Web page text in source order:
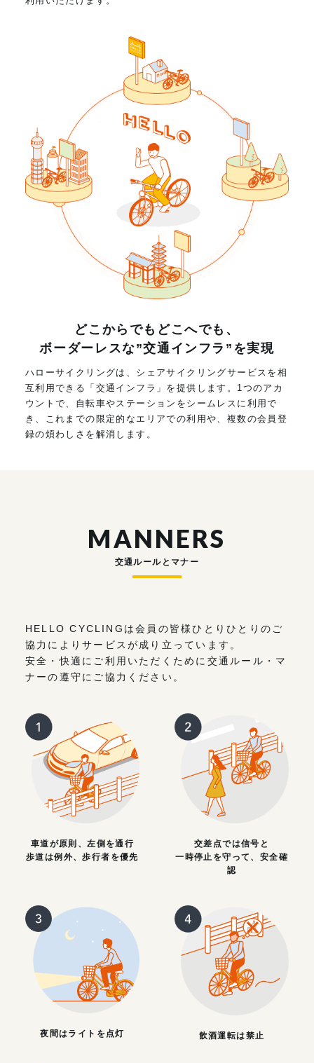
どこからでもどこへでも、
ボーダーレスな”交通インフラ”を実現
ハローサイクリングは、シェアサイクリングサービスを相
互利用できる「交通インフラ」を提供します。1つのアカ
ウントで、自転車やステーションをシームレスに利用で
き、これまでの限定的なエリアでの利用や、複数の会員登
録の煩わしさを解消します。
MANNERS
交通ルールとマナー
HELLO CYCLINGは会員の皆様ひとりひとりのご
協力によりサービスが成り立っています。
安全・快適にご利用いただくために交通ルール・マ
ナーの遵守にご協力ください。
車道が原則、左側を通行
歩道は例外、歩行者を優先
交差点では信号と
一時停止を守って、安全確
認
夜間はライトを点灯 飲酒運転は禁止